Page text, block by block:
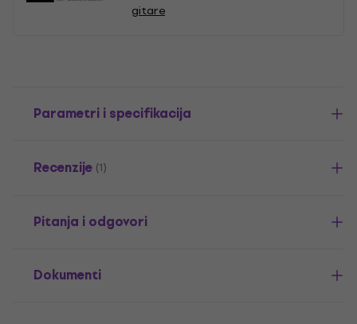
gitare
Parametri i specifikacija
Recenzije (1)
Pitanja i odgovori
Dokumenti